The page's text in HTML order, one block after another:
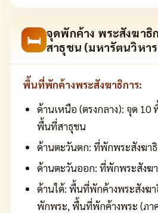
🛏 จุดพักค้าง พระสังฆาธิ
สาธุชน (มหารัตนวิหา
พื้นที่พักค้างพระสังฆาธิการ:
ด้านเหนือ (ตรงกลาง): จุด 10
พื้นที่สาธุชน
ด้านตะวันตก: ที่พักพระสังฆา
ด้านตะวันออก: ที่พักพระสังฆ
ด้านใต้: พื้นที่พักค้างพระสังฆา
พักพระ, พื้นที่พักค้างพระ (ภา